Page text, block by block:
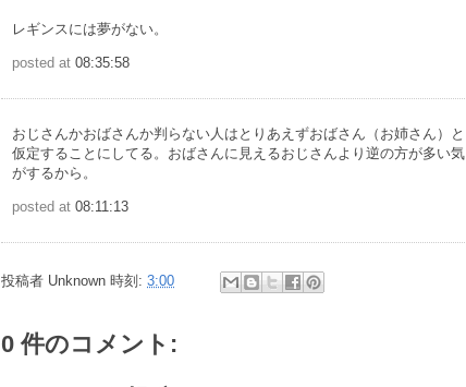
レギンスには夢がない。
posted at 08:35:58
おじさんかおばさんか判らない人はとりあえずおばさん（お姉さん）と
仮定することにしてる。おばさんに見えるおじさんより逆の方が多い気
がするから。
posted at 08:11:13
投稿者 Unknown 時刻: 3:00
0 件のコメント: